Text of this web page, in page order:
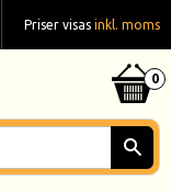
Priser visas inkl. moms